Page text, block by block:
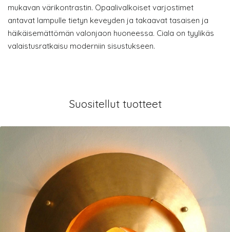
mukavan värikontrastin. Opaalivalkoiset varjostimet
antavat lampulle tietyn keveyden ja takaavat tasaisen ja
häikäisemättömän valonjaon huoneessa. Ciala on tyylikäs
valaistusratkaisu moderniin sisustukseen.
Suositellut tuotteet